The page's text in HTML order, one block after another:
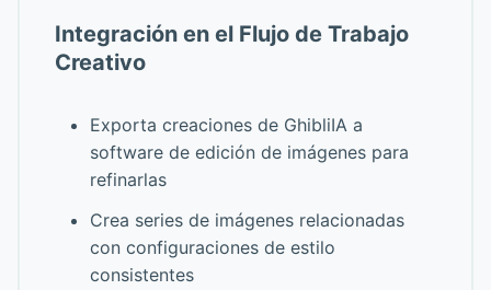
Integración en el Flujo de Trabajo
Creativo
Exporta creaciones de GhibliIA a
software de edición de imágenes para
refinarlas
Crea series de imágenes relacionadas
con configuraciones de estilo
consistentes